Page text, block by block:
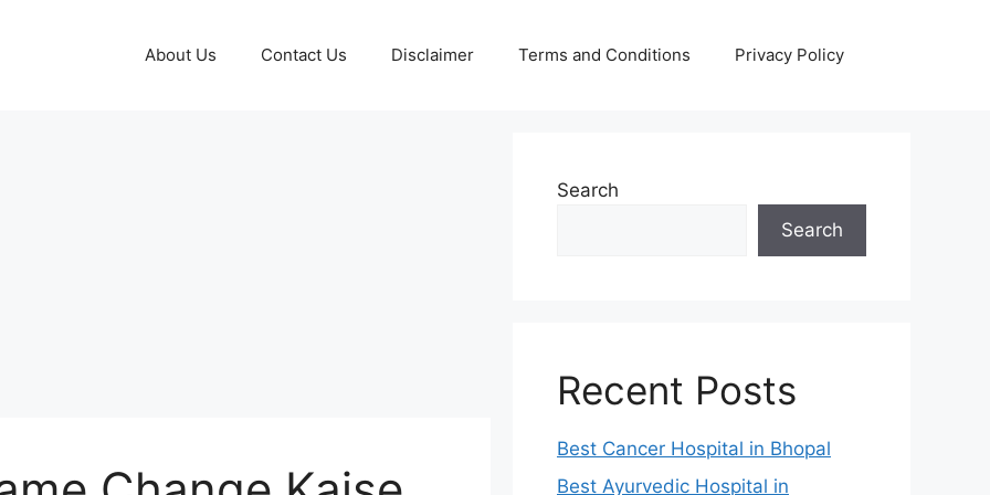
About Us Contact Us Disclaimer Terms and Conditions Privacy Policy
Search
Search
Recent Posts
Best Cancer Hospital in Bhopal
Best Ayurvedic Hospital in